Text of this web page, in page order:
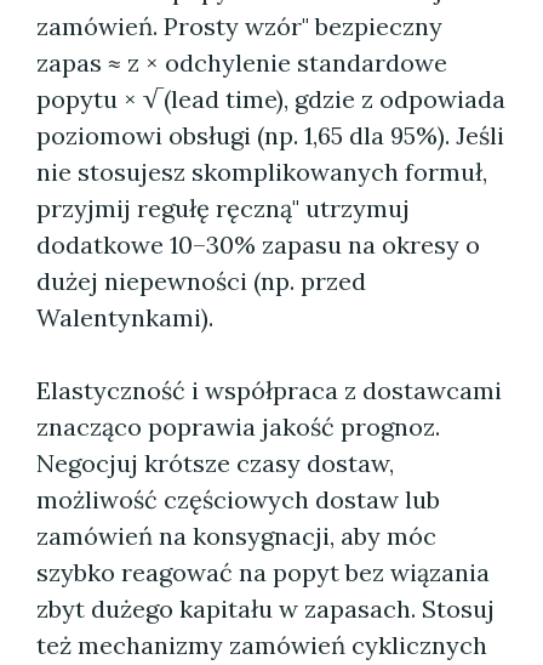
zamówień. Prosty wzór" bezpieczny
zapas ≈ z × odchylenie standardowe
popytu × √(lead time), gdzie z odpowiada
poziomowi obsługi (np. 1,65 dla 95%). Jeśli
nie stosujesz skomplikowanych formuł,
przyjmij regułę ręczną" utrzymuj
dodatkowe 10–30% zapasu na okresy o
dużej niepewności (np. przed
Walentynkami).
Elastyczność i współpraca z dostawcami
znacząco poprawia jakość prognoz.
Negocjuj krótsze czasy dostaw,
możliwość częściowych dostaw lub
zamówień na konsygnacji, aby móc
szybko reagować na popyt bez wiązania
zbyt dużego kapitału w zapasach. Stosuj
też mechanizmy zamówień cyklicznych